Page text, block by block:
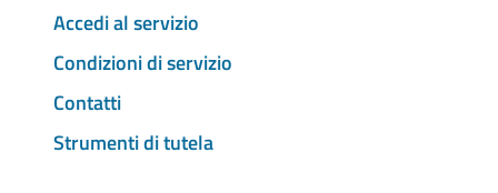
Accedi al servizio
Condizioni di servizio
Contatti
Strumenti di tutela